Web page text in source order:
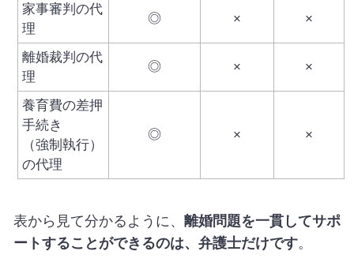
家事審判の代
理
◎ × ×
離婚裁判の代
理
◎ × ×
養育費の差押
手続き
（強制執行）
の代理
◎ × ×
表から見て分かるように、 離婚問題を一貫してサポ
ートすることができるのは、弁護士だけです。